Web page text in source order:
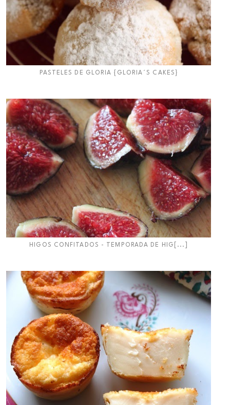
PASTELES DE GLORIA {GLORIA´S CAKES}
HIGOS CONFITADOS - TEMPORADA DE HIG[...]